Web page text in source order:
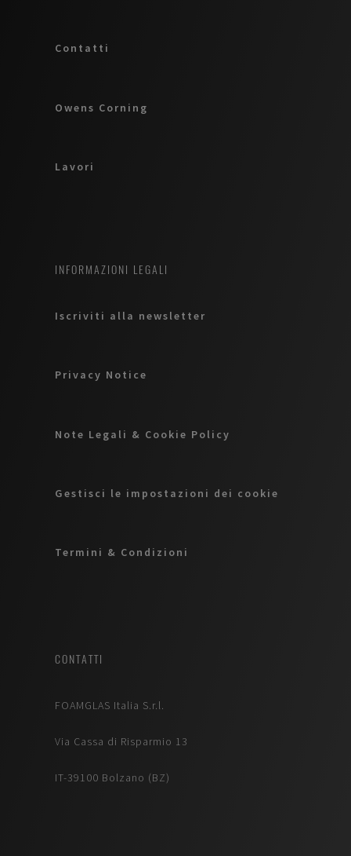
Contatti
Owens Corning
Lavori
INFORMAZIONI LEGALI
Iscriviti alla newsletter
Privacy Notice
Note Legali & Cookie Policy
Gestisci le impostazioni dei cookie
Termini & Condizioni
CONTATTI
FOAMGLAS Italia S.r.l.
Via Cassa di Risparmio 13
IT-39100 Bolzano (BZ)